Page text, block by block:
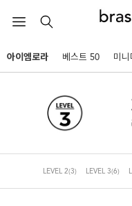
아이엠로라 베스트 50 미니
LEVEL 2(3) LEVEL 3(6)